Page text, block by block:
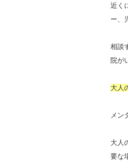
近く
ー、
相談
院が
大人
メン
大人
要な